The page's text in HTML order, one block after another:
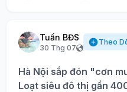
Tuấn BĐS
30 Thg 07
Theo
Hà Nội sắp đón "cơn
Loạt siêu đô thị gần